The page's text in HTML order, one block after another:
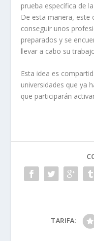
prueba específica de
De esta manera, este
conseguir unos
preparados y se
llevar a cabo su
Esta idea es
universidades que ya
que participarán
TARIFA: